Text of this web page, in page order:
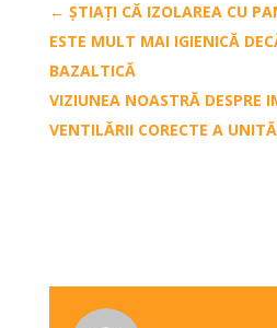
← ȘTIAȚI CĂ IZOLAREA CU
ESTE MULT MAI IGIENICĂ
BAZALTICĂ
VIZIUNEA NOASTRĂ DESPRE
VENTILĂRII CORECTE A